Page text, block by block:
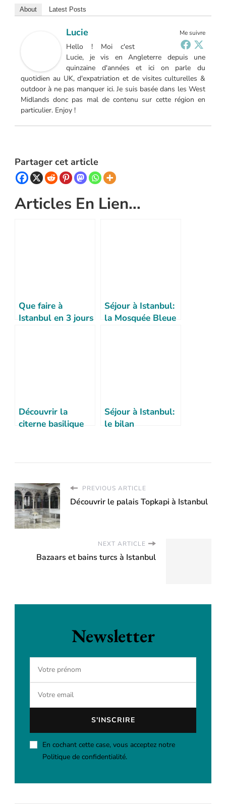
About Latest Posts
Me suivre
Lucie
Hello ! Moi c'est
Lucie, je vis en Angleterre depuis une
quinzaine d'années et ici on parle du
quotidien au UK, d'expatriation et de visites culturelles &
outdoor à ne pas manquer ici. Je suis basée dans les West
Midlands donc pas mal de contenu sur cette région en
particulier. Enjoy !
Partager cet article
Articles En Lien...
Que faire à
Istanbul en 3 jours
Séjour à Istanbul:
la Mosquée Bleue
Découvrir la
citerne basilique
impressionnante
Séjour à Istanbul:
le bilan
PREVIOUS ARTICLE
Découvrir le palais Topkapi à Istanbul
NEXT ARTICLE
Bazaars et bains turcs à Istanbul
Newsletter
En cochant cette case, vous acceptez notre
Politique de confidentialité.